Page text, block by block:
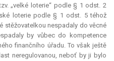
„velké loterie“ podle § 1 odst. 2
loterie podle § 1 odst. 5 téhož
stěžovatelkou nespadaly do věcné
by vůbec do
kompetence
finančního úřadu. To však ještě
neregulovanou, neboť by ji bylo